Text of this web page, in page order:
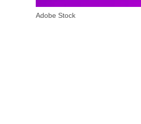
Adobe Stock